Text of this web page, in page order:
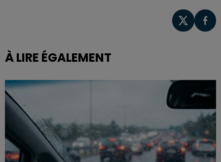
À LIRE ÉGALEMENT